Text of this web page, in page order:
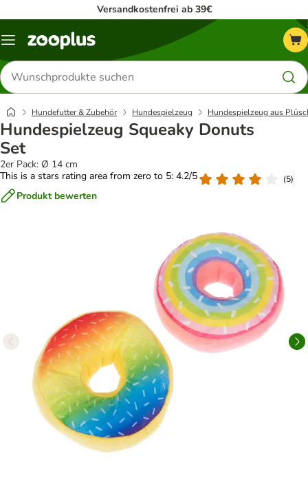
Versandkostenfrei ab 39€
Menü
Produkte
suchen
Hundefutter & Zubehör Hundespielzeug Hundespielzeug aus
Hundespielzeug Squeaky Donuts
Set
2er Pack: Ø 14 cm
This is a stars rating area from zero to 5: 4.2/5
(5)
Produkt bewerten